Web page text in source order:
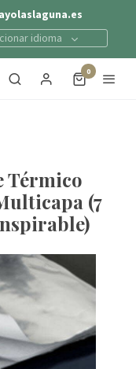
idioma
0
Térmico
(7